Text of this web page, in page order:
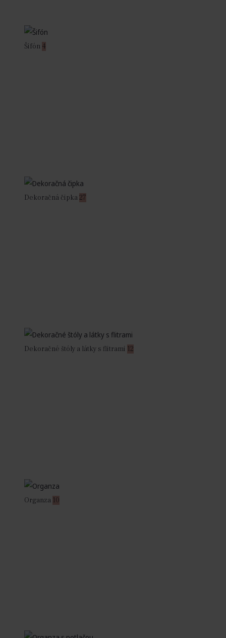
Šifón 4
Dekoračná čipka 27
Dekoračné štóly a látky s flitrami 12
Organza 10